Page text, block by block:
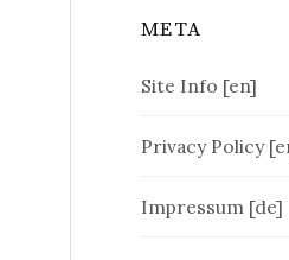
META
Site Info [en]
Privacy Policy
Impressum [de]